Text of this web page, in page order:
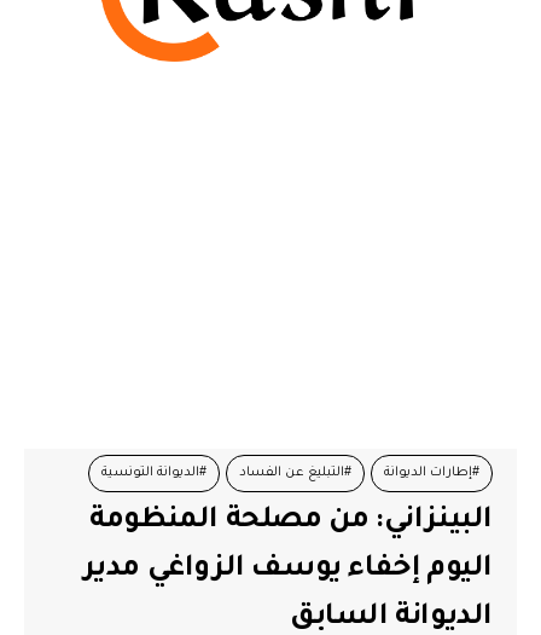
#إطارات الديوانة #التبليغ عن الفساد #الديوانة التونسية
#الديوانيين المعزولين
البينزاني: من مصلحة المنظومة
اليوم إخفاء يوسف الزواغي مدير
الديوانة السابق